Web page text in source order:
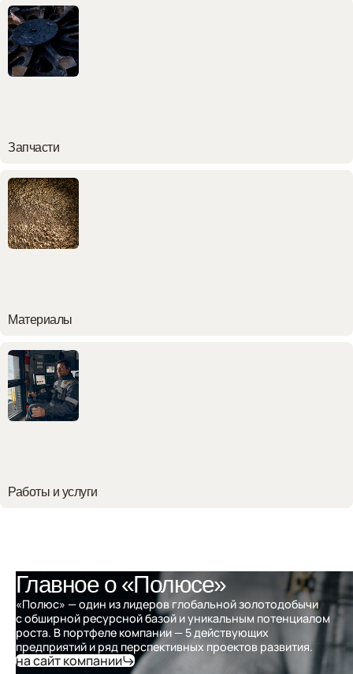
Запчасти
Материалы
Работы и услуги
Главное о «Полюсе»
«Полюс» — один из лидеров глобальной золотодобычи
с обширной ресурсной базой и уникальным потенциалом
роста. В портфеле компании — 5 действующих
предприятий и ряд перспективных проектов развития.
на сайт компании